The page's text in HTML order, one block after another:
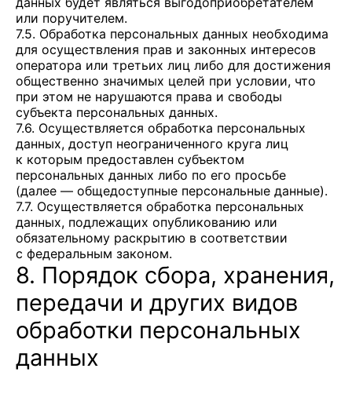
или поручителем.
7.5. Обработка персональных данных необходима
для осуществления прав и законных интересов
оператора или третьих лиц либо для достижения
общественно значимых целей при условии, что
при этом не нарушаются права и свободы
субъекта персональных данных.
7.6. Осуществляется обработка персональных
данных, доступ неограниченного круга лиц
к которым предоставлен субъектом
персональных данных либо по его просьбе
(далее — общедоступные персональные данные).
7.7. Осуществляется обработка персональных
данных, подлежащих опубликованию или
обязательному раскрытию в соответствии
с федеральным законом.
8. Порядок сбора, хранения,
передачи и других видов
обработки персональных
данных